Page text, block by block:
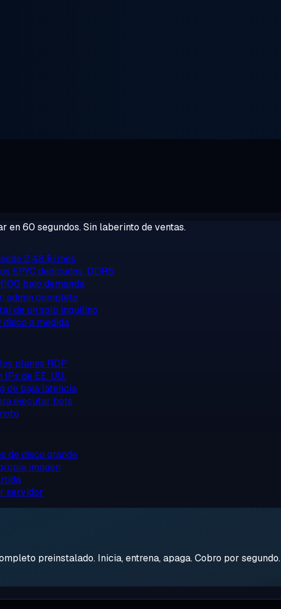
en 60 segundos. Sin laberinto de ventas.
2,48 $/mes
EPYC dedicados, DDR5
bajo demanda
admin completo
de un solo inquilino
disco a medida
planes RDP
de EE. UU.
de baja latencia
ejecutar bots
de disco grande
imagen
servidor
preinstalado. Inicia, entrena, apaga. Cobro por segundo.